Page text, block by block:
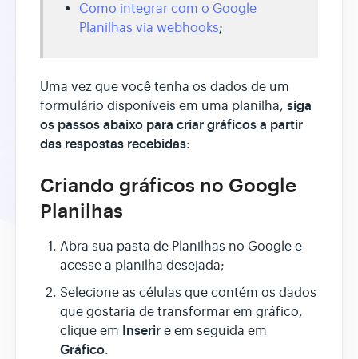
Como integrar com o Google
Planilhas via webhooks;
Uma vez que você tenha os dados de um
formulário disponíveis em uma planilha, siga
os passos abaixo para criar gráficos a partir
das respostas recebidas:
Criando gráficos no Google
Planilhas
Abra sua pasta de Planilhas no Google e
acesse a planilha desejada;
Selecione as células que contém os dados
que gostaria de transformar em gráfico,
clique em Inserir e em seguida em
Gráfico.